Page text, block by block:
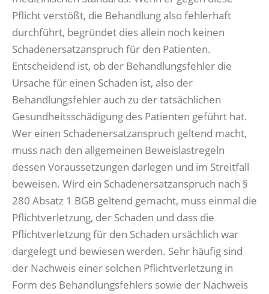
Pflicht verstößt, die Behandlung also fehlerhaft
durchführt, begründet dies allein noch keinen
Schadenersatzanspruch für den Patienten.
Entscheidend ist, ob der Behandlungsfehler die
Ursache für einen Schaden ist, also der
Behandlungsfehler auch zu der tatsächlichen
Gesundheitsschädigung des Patienten geführt hat.
Wer einen Schadenersatzanspruch geltend macht,
muss nach den allgemeinen Beweislastregeln
dessen Voraussetzungen darlegen und im Streitfall
beweisen. Wird ein Schadenersatzanspruch nach §
280 Absatz 1 BGB geltend gemacht, muss einmal die
Pflichtverletzung, der Schaden und dass die
Pflichtverletzung für den Schaden ursächlich war
dargelegt und bewiesen werden. Sehr häufig sind
der Nachweis einer solchen Pflichtverletzung in
Form des Behandlungsfehlers sowie der Nachweis